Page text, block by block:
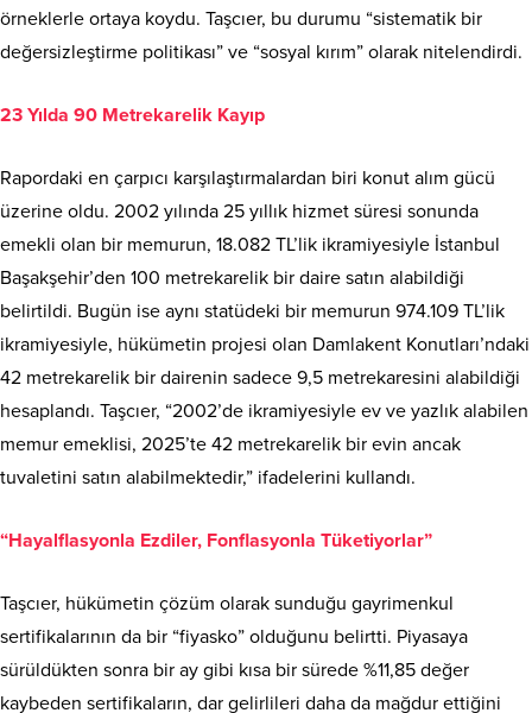
örneklerle ortaya koydu. Taşcıer, bu durumu “sistematik bir
değersizleştirme politikası” ve “sosyal kırım” olarak nitelendirdi.
23 Yılda 90 Metrekarelik Kayıp
Rapordaki en çarpıcı karşılaştırmalardan biri konut alım gücü
üzerine oldu. 2002 yılında 25 yıllık hizmet süresi sonunda
emekli olan bir memurun, 18.082 TL’lik ikramiyesiyle İstanbul
Başakşehir’den 100 metrekarelik bir daire satın alabildiği
belirtildi. Bugün ise aynı statüdeki bir memurun 974.109 TL’lik
ikramiyesiyle, hükümetin projesi olan Damlakent Konutları’ndaki
42 metrekarelik bir dairenin sadece 9,5 metrekaresini alabildiği
hesaplandı. Taşcıer, “2002’de ikramiyesiyle ev ve yazlık alabilen
memur emeklisi, 2025’te 42 metrekarelik bir evin ancak
tuvaletini satın alabilmektedir,” ifadelerini kullandı.
“Hayalflasyonla Ezdiler, Fonflasyonla Tüketiyorlar”
Taşcıer, hükümetin çözüm olarak sunduğu gayrimenkul
sertifikalarının da bir “fiyasko” olduğunu belirtti. Piyasaya
sürüldükten sonra bir ay gibi kısa bir sürede %11,85 değer
kaybeden sertifikaların, dar gelirlileri daha da mağdur ettiğini